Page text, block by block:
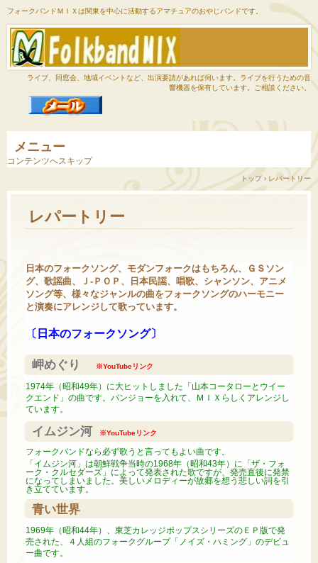
フォークバンドＭＩＸは関東を中心に活動するアマチュアのおやじバンドです。
ライブ、同窓会、地域イベントなど、出演要請があれば伺います。ライブを行うための音
響機器を保有しています。ご相談ください。
メニュー
コンテンツへスキップ
トップ › レパートリー
レパートリー
日本のフォークソング、モダンフォークはもちろん、ＧＳソン
グ、歌謡曲、Ｊ-ＰＯＰ、日本民謡、唱歌、シャンソン、アニメ
ソング等、様々なジャンルの曲をフォークソングのハーモニー
と演奏にアレンジして歌っています。
〔日本のフォークソング〕
岬めぐり ※YouTubeリンク
1974年（昭和49年）に大ヒットしました「山本コータローとウイー
クエンド」の曲です。バンジョーを入れて、ＭＩＸらしくアレンジし
ています。
イムジン河 ※YouTubeリンク
フォークバンドなら必ず歌うと言ってもよい曲です。
「イムジン河」は朝鮮戦争当時の1968年（昭和43年）に「ザ・フォ
ーク・クルセダーズ」によって発表された歌ですが、発売直後に発禁
になってしまいました。美しいメロディーが故郷を想う悲しい詞を引
き立てています。
青い世界
1969年（昭和44年）、東芝カレッジポップスシリーズのＥＰ版で発
売された、４人組のフォークグループ「ノイズ・ハミング」のデビュ
ー曲です。